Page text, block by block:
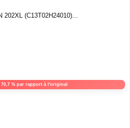
(C13T02H24010)...
70,7 % par rapport à l'original